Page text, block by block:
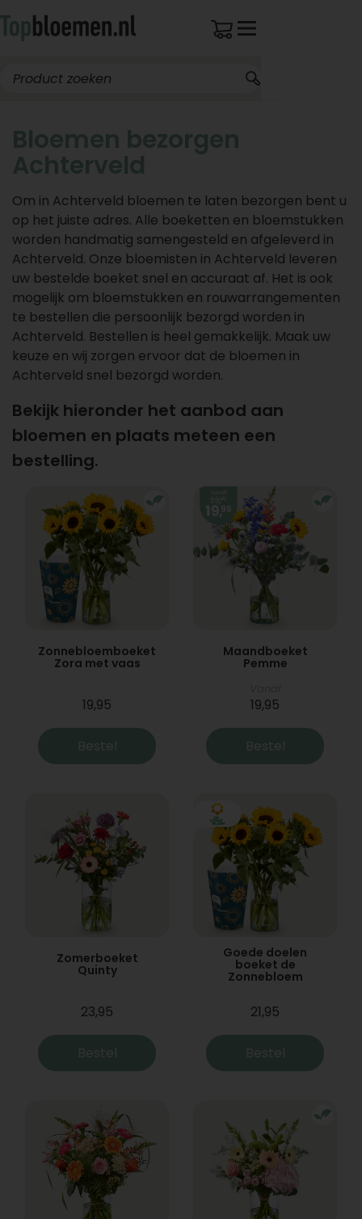
Bloemen bezorgen
Achterveld
Om in Achterveld bloemen te laten bezorgen bent u
op het juiste adres. Alle boeketten en bloemstukken
worden handmatig samengesteld en afgeleverd in
Achterveld. Onze bloemisten in Achterveld leveren
uw bestelde boeket snel en accuraat af. Het is ook
mogelijk om bloemstukken en rouwarrangementen
te bestellen die persoonlijk bezorgd worden in
Achterveld. Bestellen is heel gemakkelijk. Maak uw
keuze en wij zorgen ervoor dat de bloemen in
Achterveld snel bezorgd worden.
Bekijk hieronder het aanbod aan
bloemen en plaats meteen een
bestelling.
Zonnebloemboeket
Zora met vaas
19,95
Bestel
Maandboeket
Pemme
19,95
Bestel
Zomerboeket
Quinty
23,95
Bestel
Goede doelen
boeket de
Zonnebloem
21,95
Bestel